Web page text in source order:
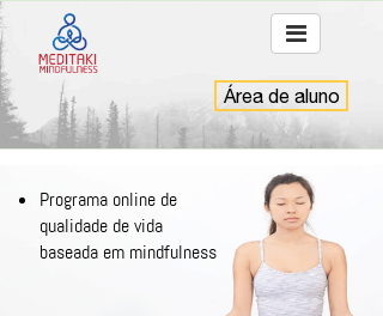
Área de aluno
Programa online de
qualidade de vida
baseada em mindfulness